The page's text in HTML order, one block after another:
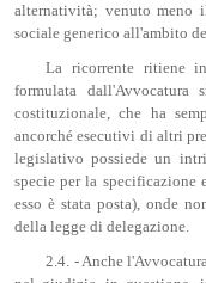
alternatività; venuto meno
sociale generico all'ambito
La ricorrente ritiene
formulata dall'Avvocatura
costituzionale, che ha
ancorché esecutivi di altri
legislativo possiede un
specie per la
esso è stata posta), onde
della legge di delegazione.
2.4. - Anche